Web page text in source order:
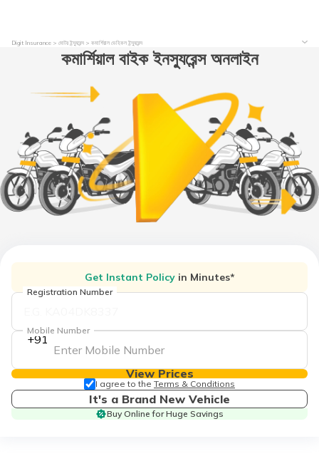
Digit Insurance মোটর ইন্স্যুরেন্স কমার্শিয়াল ভেহিকল ইন্স্যুরেন্স
কমার্শিয়াল বাইক ইনস্যুরেন্স অনলাইন
Get Instant Policy in Minutes*
Registration Number
+91
Mobile Number
View Prices
I agree to the Terms & Conditions
It's a Brand New Vehicle
Buy Online for Huge Savings